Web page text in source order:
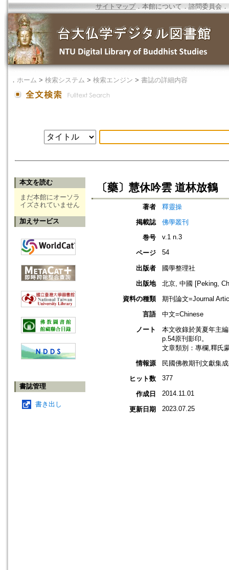
サイトマップ．本館について ． 諮問委員会 ．
． ホーム > 検索システム > 検索エンジン > 書誌の詳細内容
本文を読む
まだ本館にオーソラ
イズされていません
加えサービス
書誌管理
書き出し
〔藥〕慧休吟雲 道林放鶴
著者
釋靈操
掲載誌
佛學叢刊
巻号
v.1 n.3
ページ 54
出版者
國學整理社
出版地
北京, 中國 [Peking,
資料の種類
期刊論文=Journal
言語
中文=Chinese
ノート
本文收錄於黃夏年主
p.54原刊影印。
文章類別：專欄,釋氏
情報源
民國佛教期刊文獻集
ヒット数
377
作成日 2014.11.01
更新日期 2023.07.25